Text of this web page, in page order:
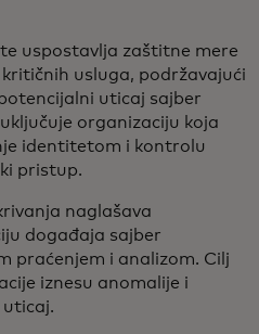
uspostavlja zaštitne mere
usluga, podržavajući
uticaj sajber
organizaciju koja
identitetom i kontrolu
pristup.
naglašava
događaja sajber
praćenjem i analizom. Cilj
iznesu anomalije i